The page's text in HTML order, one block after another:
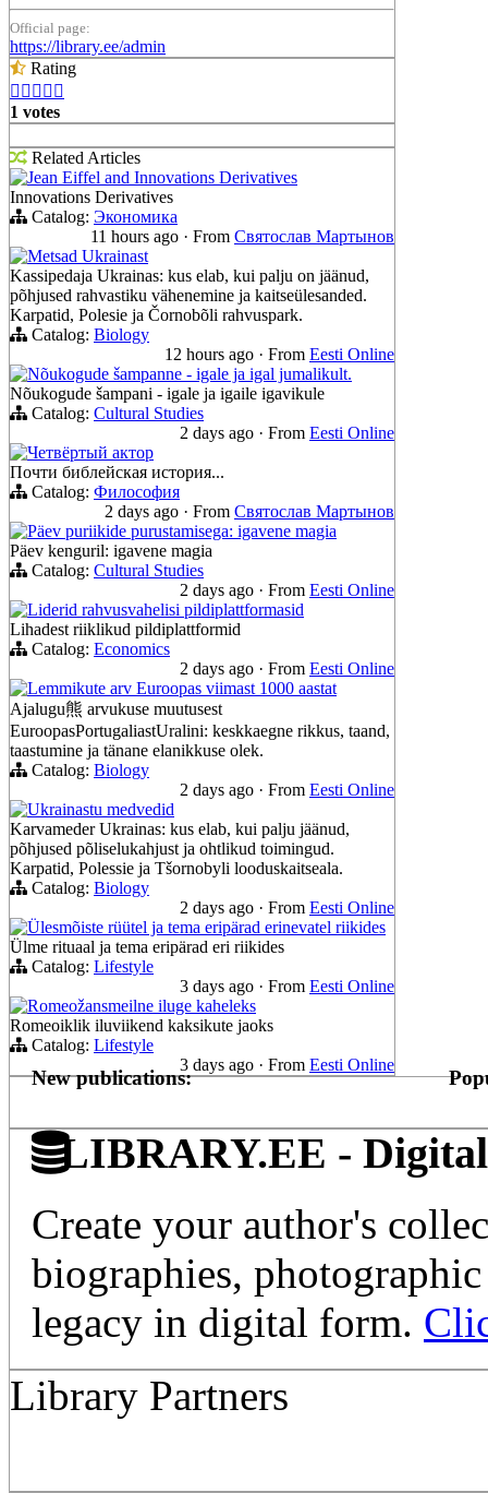
Official page:
https://library.ee/admin
Rating
    
1 votes
Related Articles
Jean Eiffel and Innovations Derivatives
Innovations Derivatives
Catalog: Экономика
11 hours ago · From Святослав Мартынов
Metsad Ukrainast
Kassipedaja Ukrainas: kus elab, kui palju on jäänud,
põhjused rahvastiku vähenemine ja kaitseülesanded.
Karpatid, Polesie ja Čornobõli rahvuspark.
Catalog: Biology
12 hours ago · From Eesti Online
Nõukogude šampanne - igale ja igal jumalikult.
Nõukogude šampani - igale ja igaile igavikule
Catalog: Cultural Studies
2 days ago · From Eesti Online
Четвёртый актор
Почти библейская история...
Catalog: Философия
2 days ago · From Святослав Мартынов
Päev puriikide purustamisega: igavene magia
Päev kenguril: igavene magia
Catalog: Cultural Studies
2 days ago · From Eesti Online
Liderid rahvusvahelisi pildiplattformasid
Lihadest riiklikud pildiplattformid
Catalog: Economics
2 days ago · From Eesti Online
Lemmikute arv Euroopas viimast 1000 aastat
Ajalugu熊 arvukuse muutusest
EuroopasPortugaliastUralini: keskkaegne rikkus, taand,
taastumine ja tänane elanikkuse olek.
Catalog: Biology
2 days ago · From Eesti Online
Ukrainastu medvedid
Karvameder Ukrainas: kus elab, kui palju jäänud,
põhjused põliselukahjust ja ohtlikud toimingud.
Karpatid, Polessie ja Tšornobyli looduskaitseala.
Catalog: Biology
2 days ago · From Eesti Online
Ülesmõiste rüütel ja tema eripärad erinevatel riikides
Ülme rituaal ja tema eripärad eri riikides
Catalog: Lifestyle
3 days ago · From Eesti Online
Romeožansmeilne iluge kaheleks
Romeoiklik iluviikend kaksikute jaoks
Catalog: Lifestyle
3 days ago · From Eesti Online
New publications:
LIBRARY.EE -
Create your author's
biographies,
legacy in digital form.
Library Partners